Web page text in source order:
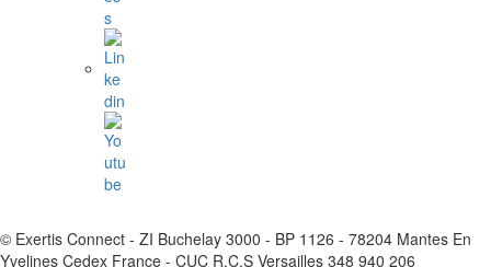
© Exertis Connect - ZI Buchelay 3000 - BP 1126 - 78204 Mantes En
Yvelines Cedex France - CUC R.C.S Versailles 348 940 206